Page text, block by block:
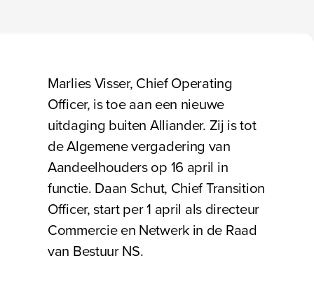
Marlies Visser, Chief Operating
Officer, is toe aan een nieuwe
uitdaging buiten Alliander. Zij is tot
de Algemene vergadering van
Aandeelhouders op 16 april in
functie. Daan Schut, Chief Transition
Officer, start per 1 april als directeur
Commercie en Netwerk in de Raad
van Bestuur NS.